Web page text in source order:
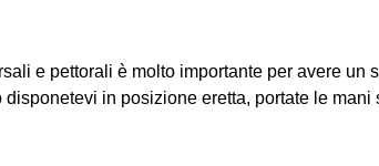
e pettorali è molto importante per avere un
disponetevi in posizione eretta, portate le mani